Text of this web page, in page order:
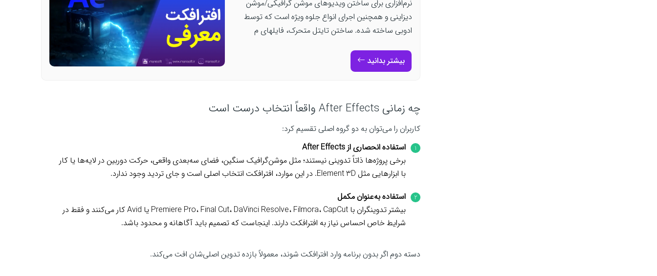
نرم‌افزاری برای ساختن ویدیوهای موشن گرافیکی/موشن
دیزاینی و همچنین اجرای انواع جلوه ویژه است که توسط
ادوبی ساخته شده. ساختن تایتل متحرک، فایلهای م
بیشتر بدانید
چه زمانی After Effects واقعاً انتخاب درست است
کاربران را می‌توان به دو گروه اصلی تقسیم کرد:
استفاده انحصاری از After Effects
برخی پروژه‌ها ذاتاً تدوینی نیستند؛ مثل موشن‌گرافیک سنگین، فضای سه‌بعدی واقعی، حرکت دوربین در لایه‌ها یا کار
با ابزارهایی مثل Element 3D. در این موارد، افترافکت انتخاب اصلی است و جای تردید وجود ندارد.
استفاده به‌عنوان مکمل
بیشتر تدوینگران با Premiere Pro، Final Cut، DaVinci Resolve، Filmora، CapCut یا Avid کار می‌کنند و فقط در
شرایط خاص احساس نیاز به افترافکت دارند. اینجاست که تصمیم باید آگاهانه و محدود باشد.
دسته دوم اگر بدون برنامه وارد افترافکت شوند، معمولاً بازده تدوین اصلی‌شان افت می‌کند.